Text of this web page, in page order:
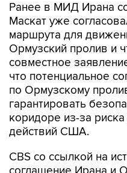
Ранее в МИД Ирана
Маскат уже
маршрута для
Ормузский пролив и
совместное
что потенциальное
по Ормузскому
гарантировать
коридоре из-за
действий США.
CBS со ссылкой на